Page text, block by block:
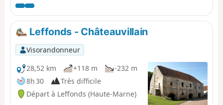
au piquenique habituel.
Leffonds - Châteauvillain
Visorandonneur
28,52 km
+118 m
-232 m
8h 30
Très difficile
Départ à Leffonds (Haute-Marne)